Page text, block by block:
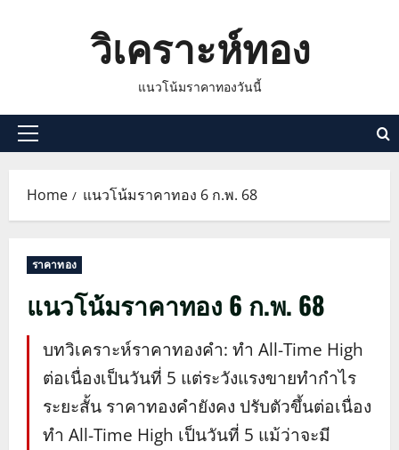
วิเคราะห์ทอง
แนวโน้มราคาทองวันนี้
Primary
Home แนวโน้มราคาทอง 6 ก.พ. 68
ราคาทอง
แนวโน้มราคาทอง 6 ก.พ. 68
บทวิเคราะห์ราคาทองคำ: ทำ All-Time High
ต่อเนื่องเป็นวันที่ 5 แต่ระวังแรงขายทำกำไร
ระยะสั้น ราคาทองคำยังคง ปรับตัวขึ้นต่อเนื่อง
ทำ All-Time High เป็นวันที่ 5 แม้ว่าจะมี